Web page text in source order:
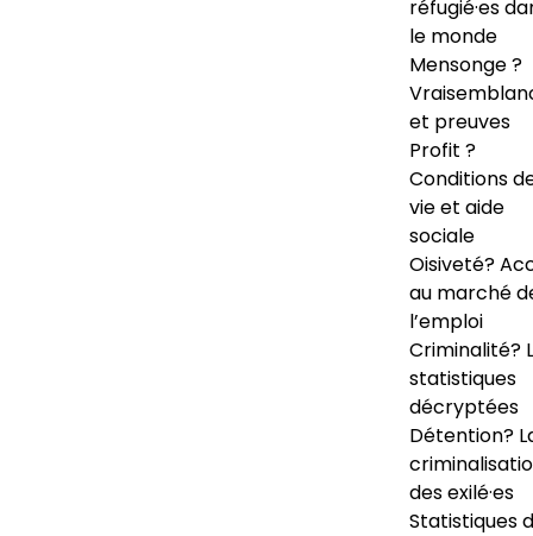
réfugié·es
le monde
Mensonge ?
et preuves
Profit ?
Conditions
vie et aide
sociale
Oisiveté?
au marché
l’emploi
Criminalité?
statistiques
décryptées
Détention?
des exilé·es
Statistiques